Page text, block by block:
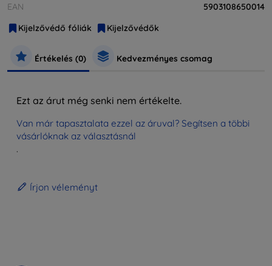
EAN
5903108650014
Kijelzővédő fóliák
Kijelzővédők
Értékelés (0) Kedvezményes csomag
Ezt az árut még senki nem értékelte.
Van már tapasztalata ezzel az áruval? Segítsen a többi
vásárlóknak az választásnál
.
Írjon véleményt